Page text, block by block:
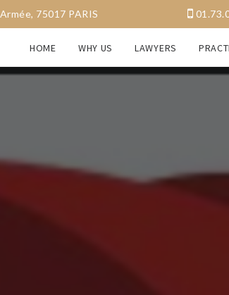
Armée, 75017 PARIS
HOME WHY US LAWYERS